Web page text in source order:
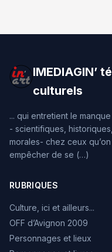
IMEDIAGIN’
culturels
... qui entretient le
- scientifiques,
morales- chez ceux
empêcher de se (…)
RUBRIQUES
Culture, ici et ailleurs...
OFF d’Avignon 2009
Personnages et lieux